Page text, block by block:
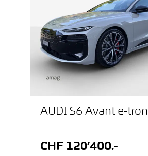
AUDI S6 Avant e-tron
CHF 120’400.-